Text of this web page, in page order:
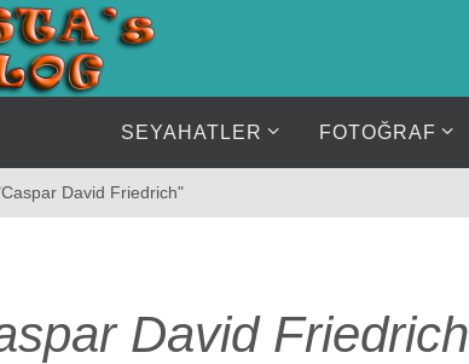
SEYAHATLER FOTOĞRAF
David Friedrich"
David Friedrich